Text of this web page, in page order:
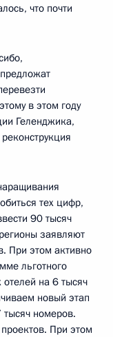
что почти
в этом году
Геленджика,
тех цифр,
90 тысяч
заявляют
При этом активно
льготного
отелей на 6 тысяч
новый этап
номеров.
При этом